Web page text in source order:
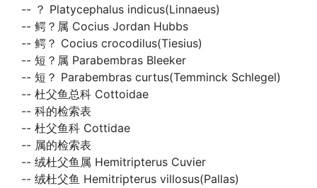
-- ？ Platycephalus indicus(Linnaeus)
-- 鳄？属 Cocius Jordan Hubbs
-- 鳄？ Cocius crocodilus(Tiesius)
-- 短？属 Parabembras Bleeker
-- 短？ Parabembras curtus(Temminck Schlegel)
-- 杜父鱼总科 Cottoidae
-- 科的检索表
-- 杜父鱼科 Cottidae
-- 属的检索表
-- 绒杜父鱼属 Hemitripterus Cuvier
-- 绒杜父鱼 Hemitripterus villosus(Pallas)